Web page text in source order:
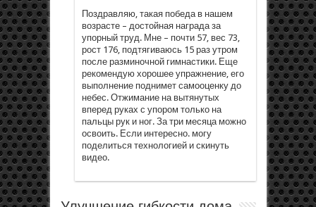
Поздравляю, такая победа в нашем
возрасте – достойная награда за
упорный труд. Мне – почти 57, вес 73,
рост 176, подтягиваюсь 15 раз утром
после разминочной гимнастики. Еще
рекомендую хорошее упражнение, его
выполнение поднимет самооценку до
небес. Отжимание на вытянутых
вперед руках с упором только на
пальцы рук и ног. За три месяца можно
освоить. Если интересно. могу
поделиться технологией и скинуть
видео.